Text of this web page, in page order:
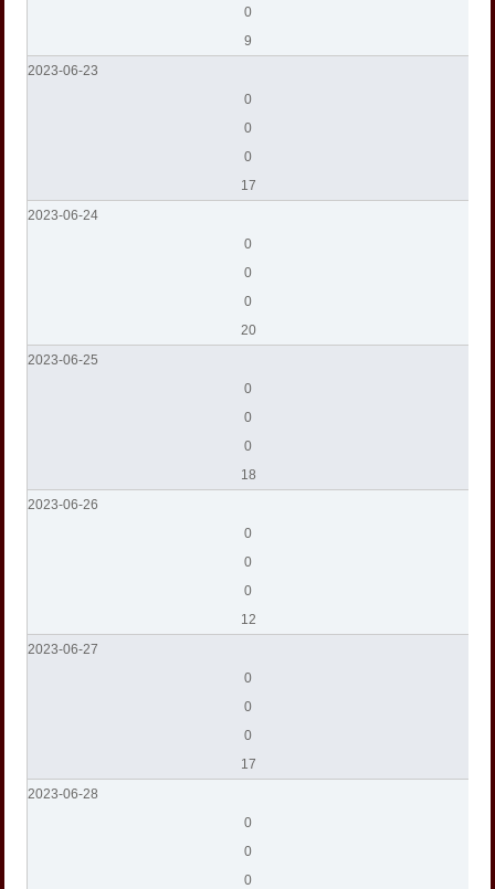
0
9
2023-06-23
0
0
0
17
2023-06-24
0
0
0
20
2023-06-25
0
0
0
18
2023-06-26
0
0
0
12
2023-06-27
0
0
0
17
2023-06-28
0
0
0